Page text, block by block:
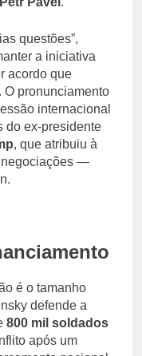
questões”,
a iniciativa
acordo que
O pronunciamento
internacional
do ex-presidente
, que atribuiu à
negociações —
é o tamanho
defende a
800 mil soldados
após um